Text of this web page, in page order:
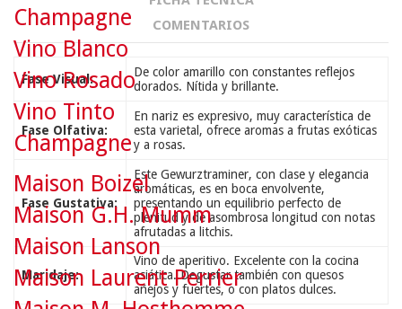
COMENTARIOS
Fase Visual:
De color amarillo con constantes reflejos
dorados. Nítida y brillante.
Fase Olfativa:
En nariz es expresivo, muy característica de
esta varietal, ofrece aromas a frutas exóticas
y a rosas.
Fase Gustativa:
Este Gewurztraminer, con clase y elegancia
aromáticas, es en boca envolvente,
presentando un equilibrio perfecto de
plenitud y de asombrosa longitud con notas
afrutadas a litchis.
Maridaje:
Vino de aperitivo. Excelente con la cocina
asiática. Degustar también con quesos
añejos y fuertes, o con platos dulces.
Champagne
Vino Blanco
Vino Rosado
Vino Tinto
Champagne
Maison Boizel
Maison G.H. Mumm
Maison Lanson
Maison Laurent Perrier